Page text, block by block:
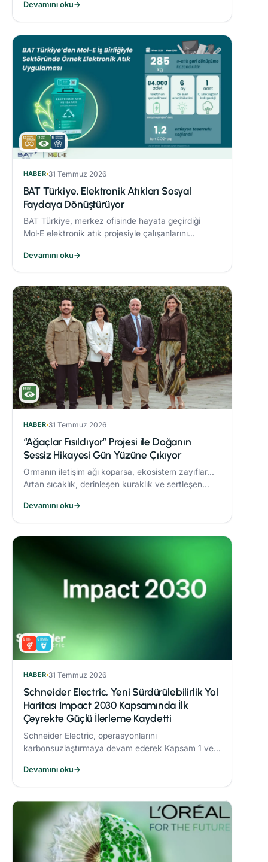
sonucunda %21’lik azaltım sağladı.
Devamını oku→
HABER 31 Temmuz 2026
BAT Türkiye, Elektronik Atıkları Sosyal
Faydaya Dönüştürüyor
BAT Türkiye, merkez ofisinde hayata geçirdiği
Mol‑E elektronik atık projesiyle çalışanlarını
Devamını oku→
HABER 31 Temmuz 2026
“Ağaçlar Fısıldıyor” Projesi ile Doğanın
Sessiz Hikayesi Gün Yüzüne Çıkıyor
Ormanın iletişim ağı koparsa, ekosistem zayıflar...
Artan sıcaklık, derinleşen kuraklık ve sertleşen
getiriyor.
Devamını oku→
HABER 31 Temmuz 2026
Schneider Electric, Yeni Sürdürülebilirlik Yol
Haritası Impact 2030 Kapsamında İlk
Çeyrekte Güçlü İlerleme Kaydetti
Schneider Electric, operasyonlarını
karbonsuzlaştırmaya devam ederek Kapsam 1 ve 2
azalttı.
Devamını oku→